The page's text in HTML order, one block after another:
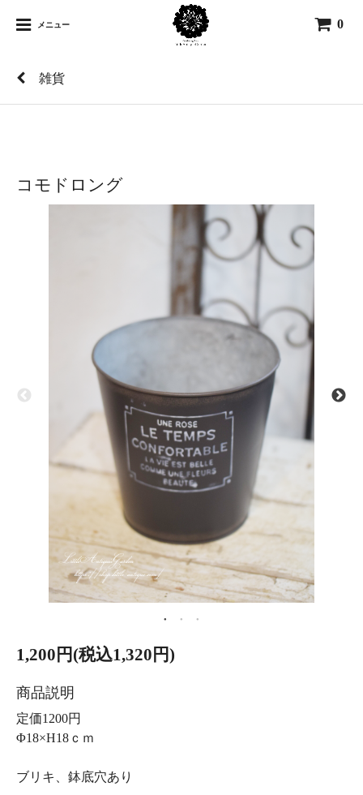
メニュー 0
雑貨
コモドロング
1,200円(税込1,320円)
商品説明
定価1200円
Φ18×H18ｃｍ
ブリキ、鉢底穴あり